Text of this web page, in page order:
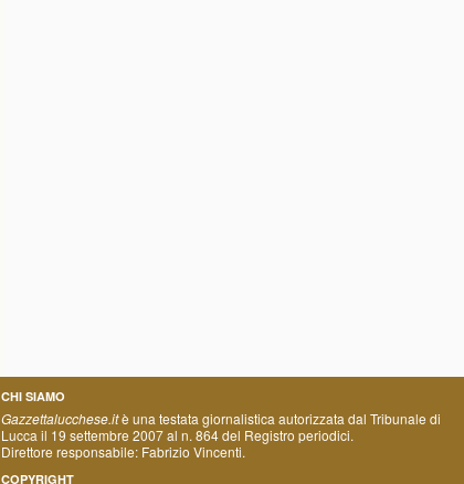
CHI SIAMO
Gazzettalucchese.itè una testata giornalistica autorizzata dal Tribunale di
Lucca il 19 settembre 2007 al n. 864 del Registro periodici.
Direttore responsabile: Fabrizio Vincenti.
COPYRIGHT